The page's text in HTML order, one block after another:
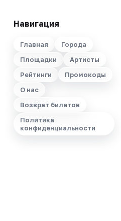
Навигация
Главная
Города
Площадки
Артисты
Рейтинги
Промокоды
О нас
Возврат билетов
Политика
конфиденциальности